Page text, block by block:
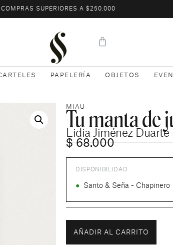
SUPERIORES A $250.000
PAPELERÍA OBJETOS
MIAU
Tu manta de
Lidia Jiménez Duarte
$68.000
DISPONIBILIDAD
● Santo & Seña - Chapinero
AÑADIR AL CARRITO